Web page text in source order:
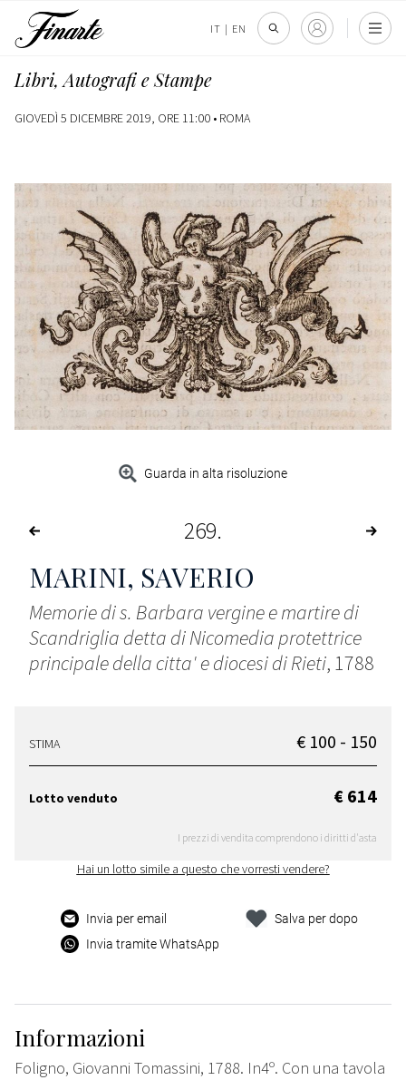
IT | EN
Libri, Autografi e Stampe
GIOVEDÌ 5 DICEMBRE 2019, ORE 11:00 • ROMA
Guarda in alta risoluzione
269
MARINI, SAVERIO
Memorie di s. Barbara vergine e martire di
Scandriglia detta di Nicomedia protettrice
principale della citta' e diocesi di Rieti, 1788
STIMA € 100 - 150
Lotto venduto € 614
I prezzi di vendita comprendono i diritti d'asta
Hai un lotto simile a questo che vorresti vendere?
Invia per email
Invia tramite WhatsApp
Salva per dopo
Informazioni
Foligno, Giovanni Tomassini, 1788. In4º. Con una tavola